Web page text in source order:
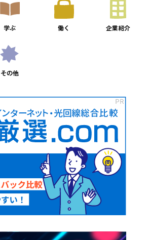
学ぶ 働く 企業紹介
その他